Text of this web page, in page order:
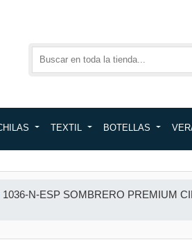
TEXTIL BOTELLAS
1036-N-ESP SOMBRERO PREMIUM